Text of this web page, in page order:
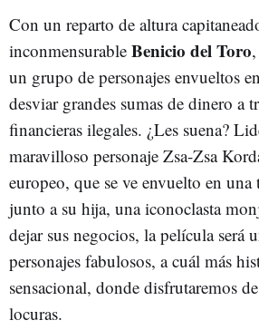
Con un reparto de altura
inconmensurable Benicio del Toro
un grupo de personajes envueltos
desviar grandes sumas de dinero a
financieras ilegales. ¿Les suena?
maravilloso personaje Zsa-Zsa
europeo, que se ve envuelto en una
junto a su hija, una iconoclasta
dejar sus negocios, la película será
personajes fabulosos, a cuál más
sensacional, donde disfrutaremos
locuras.